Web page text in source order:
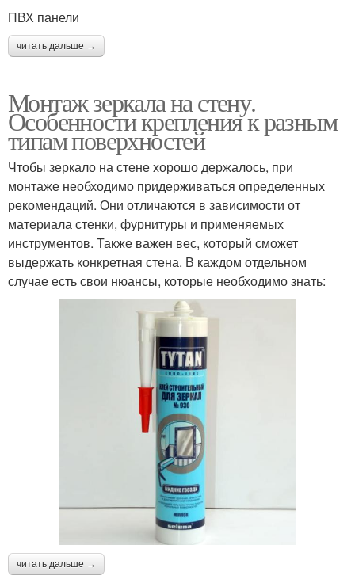
ПВХ панели
читать дальше →
Монтаж зеркала на стену.
Особенности крепления к разным
типам поверхностей
Чтобы зеркало на стене хорошо держалось, при
монтаже необходимо придерживаться определенных
рекомендаций. Они отличаются в зависимости от
материала стенки, фурнитуры и применяемых
инструментов. Также важен вес, который сможет
выдержать конкретная стена. В каждом отдельном
случае есть свои нюансы, которые необходимо знать:
читать дальше →